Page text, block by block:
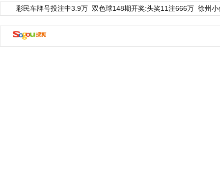
彩民车牌号投注中3.9万 双色球148期开奖:头奖11注666万 徐州